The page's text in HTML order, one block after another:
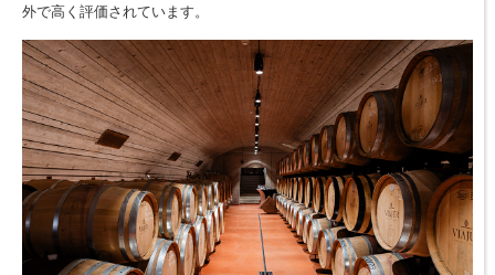
外で高く評価されています。